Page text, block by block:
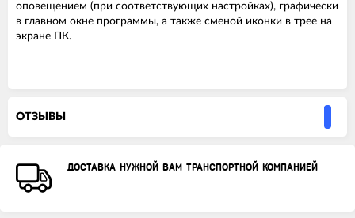
оповещением (при соответствующих настройках), графически
в главном окне программы, а также сменой иконки в трее на
экране ПК.
ОТЗЫВЫ
ДОСТАВКА НУЖНОЙ ВАМ ТРАНСПОРТНОЙ КОМПАНИЕЙ